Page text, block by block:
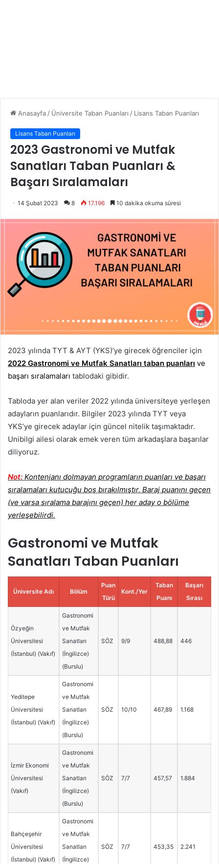
Anasayfa / Üniversite Taban Puanları / Lisans Taban Puanları
Lisans Taban Puanları
2023 Gastronomi ve Mutfak
Sanatları Taban Puanları &
Başarı Sıralamaları
14 Şubat 2023 8 17.196 10 dakika okuma süresi
2023 yılında TYT & AYT (YKS)’ye girecek öğrenciler için
2022 Gastronomi ve Mutfak Sanatları taban puanları ve
başarı sıralamaları tablodaki gibidir.
Tabloda yer alan veriler 2022 yılında üniversiteye yerleşen
adayların puanlarıdır. Bilgiler 2023 yılında TYT veya
YKS’ye girecek adaylar için güncel nitelik taşımaktadır.
Unibilgi ailesi olarak emek veren tüm arkadaşlara başarılar
diliyoruz.
Not: Kontenjanı dolmayan programların puanları ve başarı
sıralamaları kutucuğu boş bırakılmıştır. Baraj puanını geçen
(ve varsa sıralama barajını geçen) her aday o bölüme
yerleşebilirdi.
Gastronomi ve Mutfak
Sanatları Taban Puanları
Üniversite Adı Bölüm
Puan
Türü
Kont./Yer
Taban
Puanı
Başarı
Sırası
Özyeğin
Üniversitesi
(İstanbul) (Vakıf)
Gastronomi
ve Mutfak
Sanatları
(İngilizce)
(Burslu)
SÖZ 9/9 488,88 446
Yeditepe
Üniversitesi
(İstanbul) (Vakıf)
Gastronomi
ve Mutfak
Sanatları
(İngilizce)
(Burslu)
SÖZ 10/10 467,89 1.168
İzmir Ekonomi
Üniversitesi
(Vakıf)
Gastronomi
ve Mutfak
Sanatları
(İngilizce)
(Burslu)
SÖZ 7/7 457,57 1.884
Bahçeşehir
Üniversitesi
(İstanbul) (Vakıf)
Gastronomi
ve Mutfak
Sanatları
(İngilizce)
SÖZ 7/7 453,35 2.241